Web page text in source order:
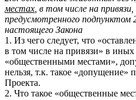
местах , в том числе на
предусмотренного
настоящего Закона
1. Из чего следует, что
в том числе на привязи» в
«общественными местами»,
нельзя, т.к. такое «допущение»
Проекта.
2. Что такое «общественные